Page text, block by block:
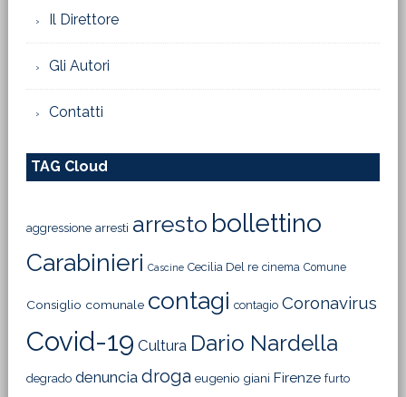
Il Direttore
Gli Autori
Contatti
TAG Cloud
aggressione arresti arresto bollettino
Carabinieri Cascine Cecilia Del re cinema Comune
Consiglio comunale contagi contagio Coronavirus
Covid-19 Cultura Dario Nardella
degrado denuncia droga eugenio giani Firenze furto